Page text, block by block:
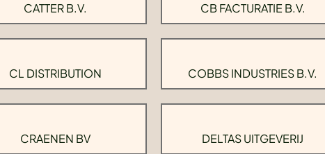
CATTER B.V. CB FACTURATIE B.V.
CL DISTRIBUTION COBBS INDUSTRIES B.V.
CRAENEN BV DELTAS UITGEVERIJ